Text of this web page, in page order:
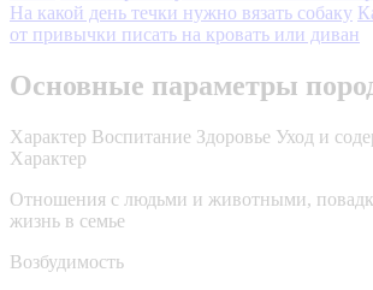
На какой день течки нужно вязать собаку
от привычки писать на кровать или диван
Основные параметры
Характер Воспитание Здоровье Уход и
Характер
Отношения с людьми и животными,
жизнь в семье
Возбудимость